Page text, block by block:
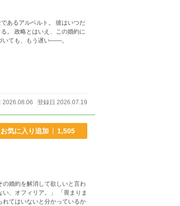
あるアルベルト。 彼はいつだ
約に
気づいても、もう遅い――。
2026.08.06 登録日 2026.07.19
お気に入り追加 1,505